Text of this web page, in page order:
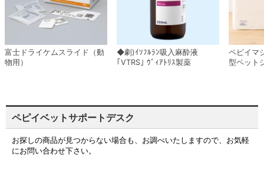
富士ドライケムスライド（動
物用）
◆劇)ｲｿﾌﾙﾗﾝ吸入麻酔液
｢VTRS｣ ｳﾞｨｱﾄﾘｽ製薬
ペピイマ
型ペット
ペピイベットサポートデスク
お探しの商品が見つからない場合も、お調べいたしますので、お気軽
にお問い合わせ下さい。